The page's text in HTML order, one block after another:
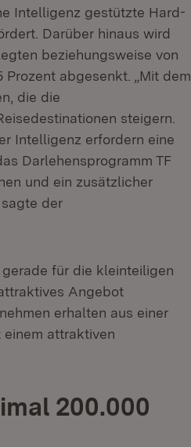
Intelligenz gestützte Hard-
Darüber hinaus wird
beziehungsweise von
abgesenkt. „Mit dem
die die
steigern.
Intelligenz erfordern eine
Darlehensprogramm TF
und ein zusätzlicher
der
gerade für die kleinteiligen
Angebot
erhalten aus einer
attraktiven
200.000